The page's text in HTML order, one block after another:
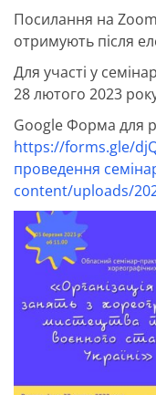
Посилання на
отримують після
Для участі у
28 лютого 2023
Google Форма для
https://forms.gle/
проведення
content/uploads/